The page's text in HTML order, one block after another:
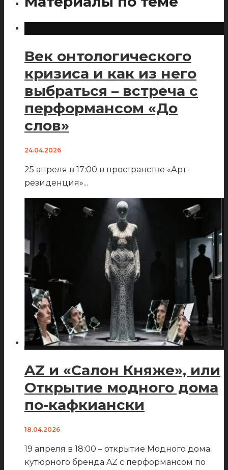
Век онтологического
кризиса и как из него
выбраться – встреча с
перформансом «До
слов»
24.04.2026
25 апреля в 17:00 в пространстве «Арт-
резиденция»...
AZ и «Салон Княже», или
Открытие модного дома
по-кафкиански
18.04.2026
19 апреля в 18:00 – открытие Модного дома
кутюрного бренда AZ с перформансом по